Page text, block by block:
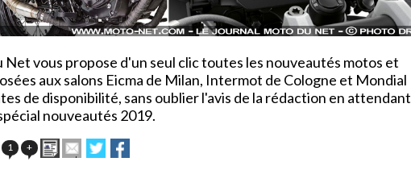
Net vous propose d'un seul clic toutes les nouveautés motos et
aux salons Eicma de Milan, Intermot de Cologne et Mondial
de disponibilité, sans oublier l'avis de la rédaction en attendant
nouveautés 2019.
1 + ImprimerEnvoyer
cet
Partager
sur
sur